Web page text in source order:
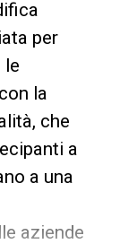
per
le
la
che
a
a una
aziende